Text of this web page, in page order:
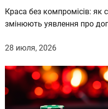
Краса без компромісів: як
змінюють уявлення про
28 июля, 2026